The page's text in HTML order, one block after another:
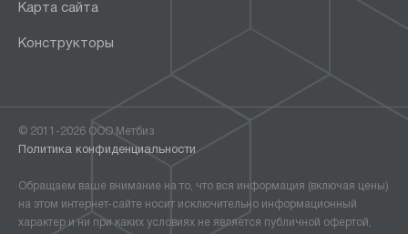
Карта сайта
Конструкторы
© 2011-2026 ООО Метбиз
Политика конфиденциальности
Обращаем ваше внимание на то, что вся информация (включая цены)
на этом интернет-сайте носит исключительно информационный
характер и ни при каких условиях не является публичной офертой,